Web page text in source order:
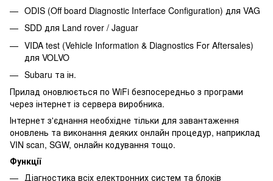
ODIS (Off board Diagnostic Interface Configuration) для VAG
SDD для Land rover / Jaguar
VIDA test (Vehicle Information & Diagnostics For Aftersales)
для VOLVO
Subaru та ін.
Прилад оновлюється по WiFi безпосередньо з програми
через інтернет із сервера виробника.
Інтернет з'єднання необхідне тільки для завантаження
оновлень та виконання деяких онлайн процедур, наприклад
VIN scan, SGW, онлайн кодування тощо.
Функції
Діагностика всіх електронних систем та блоків